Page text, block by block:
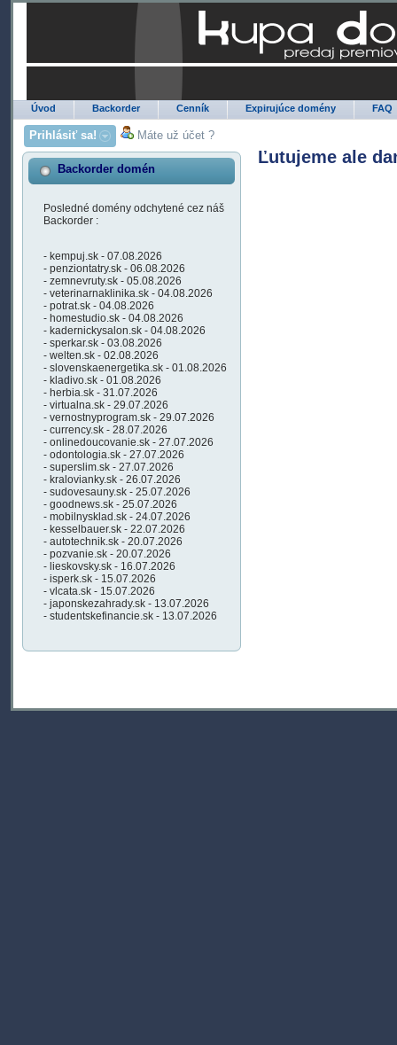
Úvod Backorder Cenník Expirujúce domény FAQ
Prihlásiť sa! Máte už účet ?
Backorder domén
Posledné domény odchytené cez náš
Backorder :
- kempuj.sk - 07.08.2026
- penziontatry.sk - 06.08.2026
- zemnevruty.sk - 05.08.2026
- veterinarnaklinika.sk - 04.08.2026
- potrat.sk - 04.08.2026
- homestudio.sk - 04.08.2026
- kadernickysalon.sk - 04.08.2026
- sperkar.sk - 03.08.2026
- welten.sk - 02.08.2026
- slovenskaenergetika.sk - 01.08.2026
- kladivo.sk - 01.08.2026
- herbia.sk - 31.07.2026
- virtualna.sk - 29.07.2026
- vernostnyprogram.sk - 29.07.2026
- currency.sk - 28.07.2026
- onlinedoucovanie.sk - 27.07.2026
- odontologia.sk - 27.07.2026
- superslim.sk - 27.07.2026
- kralovianky.sk - 26.07.2026
- sudovesauny.sk - 25.07.2026
- goodnews.sk - 25.07.2026
- mobilnysklad.sk - 24.07.2026
- kesselbauer.sk - 22.07.2026
- autotechnik.sk - 20.07.2026
- pozvanie.sk - 20.07.2026
- lieskovsky.sk - 16.07.2026
- isperk.sk - 15.07.2026
- vlcata.sk - 15.07.2026
- japonskezahrady.sk - 13.07.2026
- studentskefinancie.sk - 13.07.2026
Ľutujeme ale